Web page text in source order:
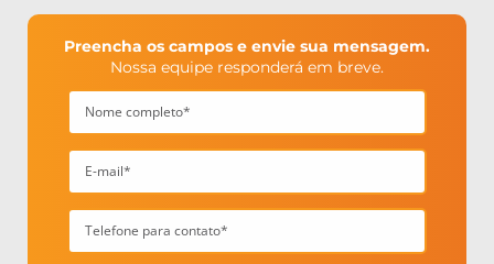
Preencha os campos e envie sua mensagem.
Nossa equipe responderá em breve.